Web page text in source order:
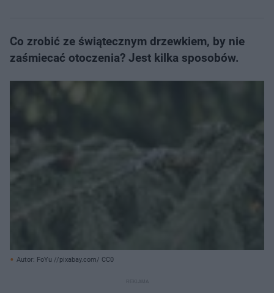
Co zrobić ze świątecznym drzewkiem, by nie
zaśmiecać otoczenia? Jest kilka sposobów.
Autor: FoYu //pixabay.com/ CC0